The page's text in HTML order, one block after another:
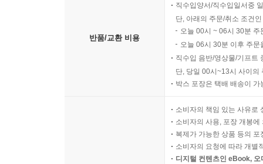
반품/교환 비용
직수입양서/직수입일서중
단, 아래의 주문/취소 조건
오늘 00시 ~ 06시 30분
오늘 06시 30분 이후 주
직수입 음반/영상물/기프트
단, 당일 00시~13시 사이의
박스 포장은 택배 배송이
소비자의 책임 있는 사유로
소비자의 사용, 포장 개봉
복제가 가능한 상품 등의
소비자의 요청에 따라 개별
디지털 컨텐츠인 eBook,